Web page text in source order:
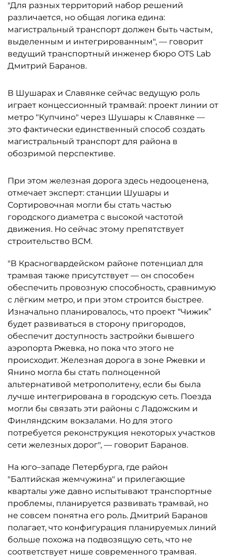
"Для разных территорий набор решений
различается, но общая логика едина:
магистральный транспорт должен быть частым,
выделенным и интегрированным", — говорит
ведущий транспортный инженер бюро OTS Lab
Дмитрий Баранов.
В Шушарах и Славянке сейчас ведущую роль
играет концессионный трамвай: проект линии от
метро "Купчино" через Шушары к Славянке —
это фактически единственный способ создать
магистральный транспорт для района в
обозримой перспективе.
При этом железная дорога здесь недооценена,
отмечает эксперт: станции Шушары и
Сортировочная могли бы стать частью
городского диаметра с высокой частотой
движения. Но сейчас этому препятствует
строительство ВСМ.
"В Красногвардейском районе потенциал для
трамвая также присутствует — он способен
обеспечить провозную способность, сравнимую
с лёгким метро, и при этом строится быстрее.
Изначально планировалось, что проект “Чижик”
будет развиваться в сторону пригородов,
обеспечит доступность застройки бывшего
аэропорта Ржевка, но пока что этого не
происходит. Железная дорога в зоне Ржевки и
Янино могла бы стать полноценной
альтернативой метрополитену, если бы была
лучше интегрирована в городскую сеть. Поезда
могли бы связать эти районы с Ладожским и
Финляндским вокзалами. Но для этого
потребуется реконструкция некоторых участков
сети железных дорог", — говорит Баранов.
На юго–западе Петербурга, где район
"Балтийская жемчужина" и прилегающие
кварталы уже давно испытывают транспортные
проблемы, планируется развивать трамвай, но
не совсем понятна его роль. Дмитрий Баранов
полагает, что конфигурация планируемых линий
больше похожа на подвозящую сеть, что не
соответствует нише современного трамвая.